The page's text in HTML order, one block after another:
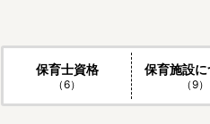
保育士資格
（6）
保育施設に
（9）